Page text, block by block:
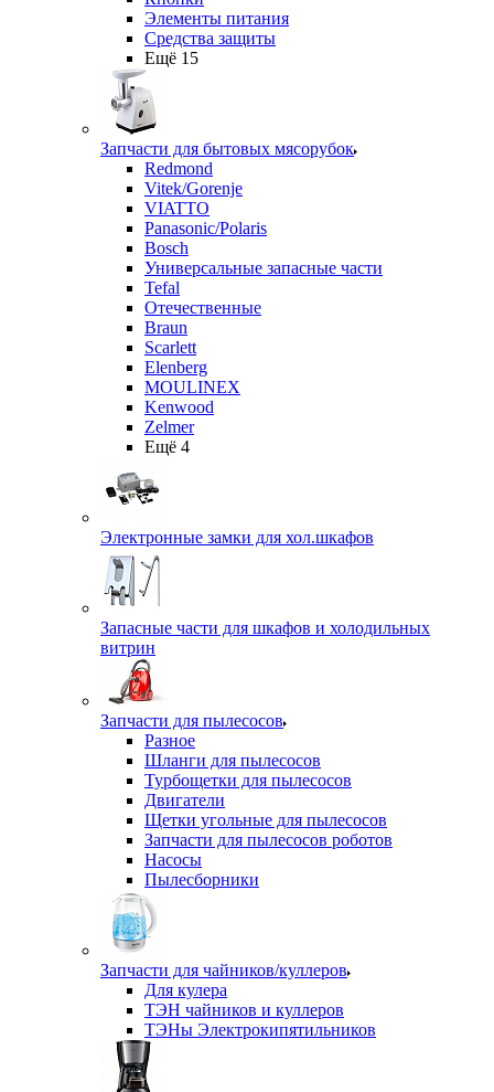
Элементы питания
Средства защиты
Ещё 15
Запчасти для бытовых мясорубок
Redmond
Vitek/Gorenje
VIATTO
Panasonic/Polaris
Bosch
Универсальные запасные части
Tefal
Отечественные
Braun
Scarlett
Elenberg
MOULINEX
Kenwood
Zelmer
Ещё 4
Электронные замки для хол.шкафов
Запасные части для шкафов и холодильных
витрин
Запчасти для пылесосов
Разное
Шланги для пылесосов
Турбощетки для пылесосов
Двигатели
Щетки угольные для пылесосов
Запчасти для пылесосов роботов
Насосы
Пылесборники
Запчасти для чайников/куллеров
Для кулера
ТЭН чайников и куллеров
ТЭНы Электрокипятильников